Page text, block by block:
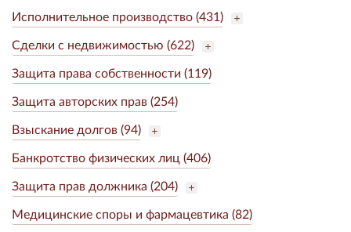
Исполнительное производство (431)
Сделки с недвижимостью (622)
Защита права собственности (119)
Защита авторских прав (254)
Взыскание долгов (94)
Банкротство физических лиц (406)
Защита прав должника (204)
Медицинские споры и фармацевтика (82)